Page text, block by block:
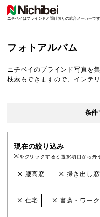
ニチベイはブラインドと間仕切りの総合メーカーです
フォトアルバム
ニチベイのブラインド写真を
検索もできますので、インテ
条件
現在の絞り込み
をクリックすると選択項目から外
腰高窓 掃き出し窓
住宅 書斎・ワー